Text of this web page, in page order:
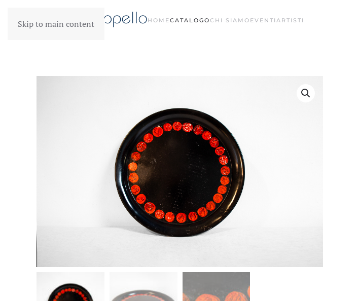
Skip to main content HOMECATALOGOCHI SIAMO EVENTI ARTISTI